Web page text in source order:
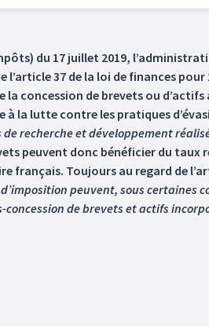
du 17 juillet 2019,
37 de la loi de finances pour
concession de brevets ou d’actifs
la lutte contre les pratiques
recherche et développement
peuvent donc bénéficier du taux
Toujours au regard de
peuvent, sous certaines
de brevets et actifs